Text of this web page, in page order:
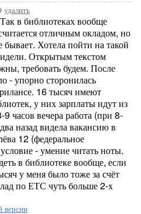
удалить
Так в библиотеках вообще
отличным окладом, но
Хотела пойти на такой
Открытым текстом
требовать будем. После
- упорно сторонилась
16 тысяч имеют
у них зарплаты идут из
часов вечера работа (при 8-
назад видела вакансию в
12 (федеральное
- умение читать ноты.
в библиотеке вообще, если
у меня было тоже за счёт
по ЕТС чуть больше 2-х
версии